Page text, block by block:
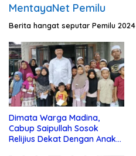
MentayaNet Pemilu
Berita hangat seputar Pemilu 2024
Dimata Warga Madina,
Cabup Saipullah Sosok
Relijius Dekat Dengan Anak